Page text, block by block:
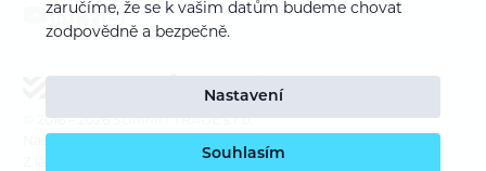
© 2016 – 2026SUMMIT TRADE s.r.o.
zaručíme, že se k vašim datům budeme chovat
zodpovědně a bezpečně.
Nastavení
Souhlasím